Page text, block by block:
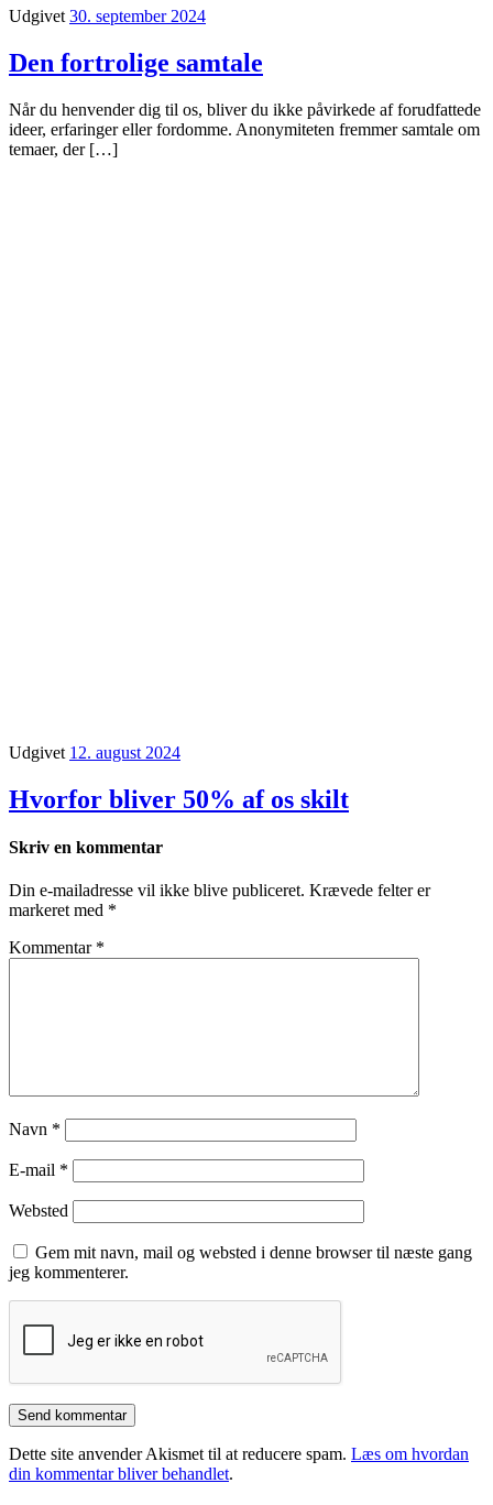
Udgivet 30. september 2024
Den fortrolige samtale
Når du henvender dig til os, bliver du ikke påvirkede af forudfattede
ideer, erfaringer eller fordomme. Anonymiteten fremmer samtale om
temaer, der […]
Udgivet 12. august 2024
Hvorfor bliver 50% af os skilt
Skriv en kommentar
Din e-mailadresse vil ikke blive publiceret. Krævede felter er
markeret med *
Kommentar *
Navn *
E-mail *
Websted
Gem mit navn, mail og websted i denne browser til næste gang
jeg kommenterer.
Dette site anvender Akismet til at reducere spam. Læs om hvordan
din kommentar bliver behandlet.